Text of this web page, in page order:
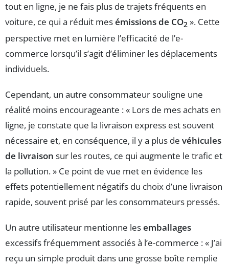
tout en ligne, je ne fais plus de trajets fréquents en
voiture, ce qui a réduit mesémissions de CO2 ». Cette
perspective met en lumière l’efficacité de l’e-
commerce lorsqu’il s’agit d’éliminer les déplacements
individuels.
Cependant, un autre consommateur souligne une
réalité moins encourageante : « Lors de mes achats en
ligne, je constate que la livraison express est souvent
nécessaire et, en conséquence, il y a plus de véhicules
de livraison sur les routes, ce qui augmente le trafic et
la pollution. » Ce point de vue met en évidence les
effets potentiellement négatifs du choix d’une livraison
rapide, souvent prisé par les consommateurs pressés.
Un autre utilisateur mentionne lesemballages
excessifs fréquemment associés à l’e-commerce : « J’ai
reçu un simple produit dans une grosse boîte remplie